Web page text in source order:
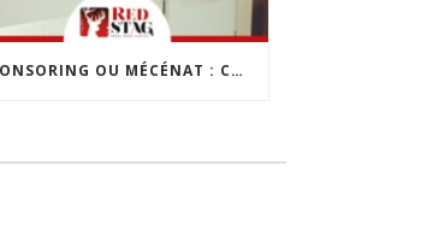
SPONSORING OU MÉCÉNAT : COMMENT CHOISIR ?